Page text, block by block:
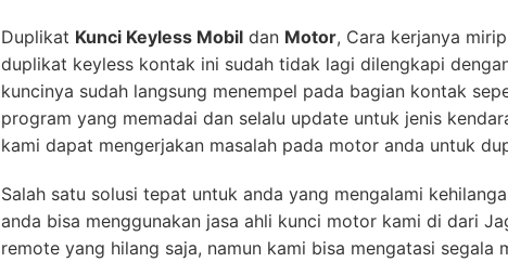
Duplikat Kunci Keyless Mobil dan Motor, Cara kerjanya
duplikat keyless kontak ini sudah tidak lagi dilengkapi
kuncinya sudah langsung menempel pada bagian kontak
program yang memadai dan selalu update untuk jenis
kami dapat mengerjakan masalah pada motor anda untuk
Salah satu solusi tepat untuk anda yang mengalami
anda bisa menggunakan jasa ahli kunci motor kami di dari
remote yang hilang saja, namun kami bisa mengatasi